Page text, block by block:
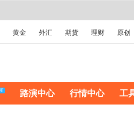
黄金 外汇 期货 理财 原创
路演中心 行情中心 工